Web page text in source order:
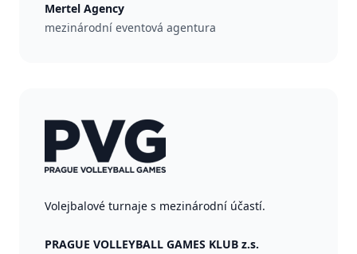
Mertel Agency
mezinárodní eventová agentura
Volejbalové turnaje s mezinárodní účastí.
PRAGUE VOLLEYBALL GAMES KLUB z.s.